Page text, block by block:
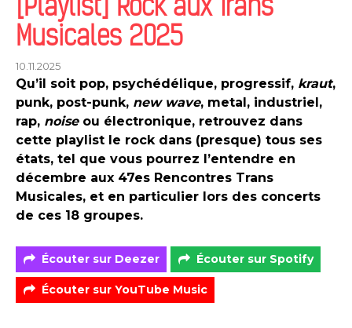
Musicales 2025
10.11.2025
Qu’il soit pop, psychédélique, progressif, kraut,
punk, post-punk, new wave, metal, industriel,
rap, noiseou électronique, retrouvez dans
cette playlist le rock dans (presque) tous ses
états, tel que vous pourrez l’entendre en
décembre aux 47es Rencontres Trans
Musicales, et en particulier lors des concerts
de ces 18 groupes.
Écouter sur Deezer Écouter sur Spotify
Écouter sur YouTube Music